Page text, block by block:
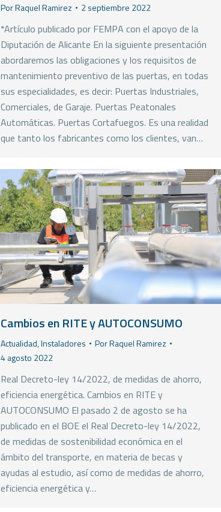
PorRaquel Ramirez 2 septiembre 2022
*Artículo publicado por FEMPA con el apoyo de la
Diputación de Alicante En la siguiente presentación
abordaremos las obligaciones y los requisitos de
mantenimiento preventivo de las puertas, en todas
sus especialidades, es decir: Puertas Industriales,
Comerciales, de Garaje. Puertas Peatonales
Automáticas. Puertas Cortafuegos. Es una realidad
que tanto los fabricantes como los clientes, van…
Cambios en RITE y AUTOCONSUMO
Actualidad,Instaladores PorRaquel Ramirez
4 agosto 2022
Real Decreto-ley 14/2022, de medidas de ahorro,
eficiencia energética. Cambios en RITE y
AUTOCONSUMO El pasado 2 de agosto se ha
publicado en el BOE el Real Decreto-ley 14/2022,
de medidas de sostenibilidad económica en el
ámbito del transporte, en materia de becas y
ayudas al estudio, así como de medidas de ahorro,
eficiencia energética y…